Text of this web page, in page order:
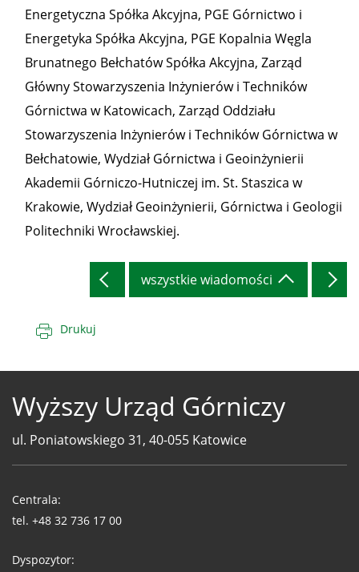
Energetyczna Spółka Akcyjna, PGE Górnictwo i
Energetyka Spółka Akcyjna, PGE Kopalnia Węgla
Brunatnego Bełchatów Spółka Akcyjna, Zarząd
Główny Stowarzyszenia Inżynierów i Techników
Górnictwa w Katowicach, Zarząd Oddziału
Stowarzyszenia Inżynierów i Techników Górnictwa w
Bełchatowie, Wydział Górnictwa i Geoinżynierii
Akademii Górniczo-Hutniczej im. St. Staszica w
Krakowie, Wydział Geoinżynierii, Górnictwa i Geologii
Politechniki Wrocławskiej.
wszystkie wiadomości
Drukuj
Wyższy Urząd Górniczy
ul. Poniatowskiego 31, 40-055 Katowice
WUG
Centrala:
tel. +48 32 736 17 00
Dyspozytor: